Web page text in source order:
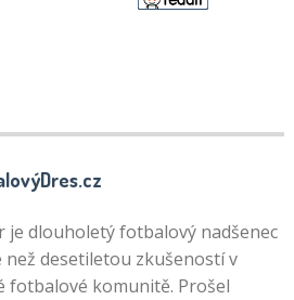
je dlouholetý fotbalový nadšenec
než desetiletou zkušeností v
fotbalové komunitě. Prošel